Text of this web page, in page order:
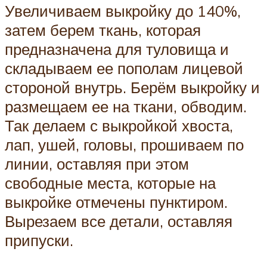
Увеличиваем выкройку до 140%,
затем берем ткань, которая
предназначена для туловища и
складываем ее пополам лицевой
стороной внутрь. Берём выкройку и
размещаем ее на ткани, обводим.
Так делаем с выкройкой хвоста,
лап, ушей, головы, прошиваем по
линии, оставляя при этом
свободные места, которые на
выкройке отмечены пунктиром.
Вырезаем все детали, оставляя
припуски.